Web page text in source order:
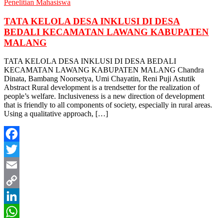
Penelitian Mahasiswa
TATA KELOLA DESA INKLUSI DI DESA
BEDALI KECAMATAN LAWANG KABUPATEN
MALANG
TATA KELOLA DESA INKLUSI DI DESA BEDALI
KECAMATAN LAWANG KABUPATEN MALANG Chandra
Dinata, Bambang Noorsetya, Umi Chayatin, Reni Puji Astutik
Abstract Rural development is a trendsetter for the realization of
people’s welfare. Inclusiveness is a new direction of development
that is friendly to all components of society, especially in rural areas.
Using a qualitative approach, […]
Facebook
Twitter
Email
Copy
Link
LinkedIn